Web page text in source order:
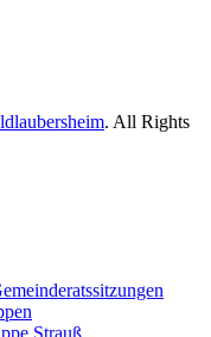
. All Rights
Strauß